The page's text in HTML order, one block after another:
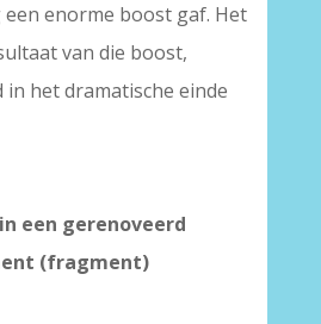
enorme boost gaf. Het
van die boost,
het dramatische einde
een gerenoveerd
(fragment)